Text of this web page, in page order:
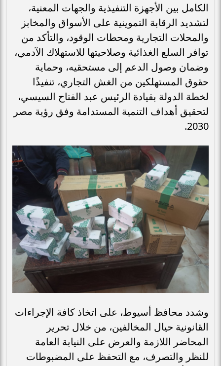
الكامل بين الأجهزة التنفيذية والجهات المعنية،
لتشديد الرقابة التموينية على الأسواق والمخابز
والمحلات التجارية ومحطات الوقود، والتأكد من
توافر السلع الغذائية وصلاحيتها للاستهلاك الآدمي،
وضمان وصول الدعم إلى مستحقيه، وحماية
حقوق المستهلكين من الغش التجاري، تنفيذًا
لخطة الدولة بقيادة الرئيس عبد الفتاح السيسي،
لتحقيق أهداف التنمية المستدامة وفق رؤية مصر
2030.
وشدد محافظ أسيوط، على اتخاذ كافة الإجراءات
القانونية حيال المخالفين، من خلال تحرير
المحاضر اللازمة والعرض على النيابة العامة
للنظر والتصرف، مع التحفظ على المضبوطات